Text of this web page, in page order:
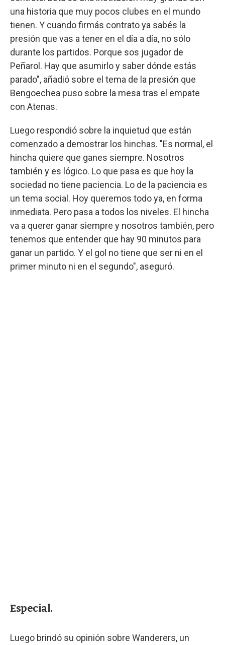
una historia que muy pocos clubes en el mundo
tienen. Y cuando firmás contrato ya sabés la
presión que vas a tener en el día a día, no sólo
durante los partidos. Porque sos jugador de
Peñarol. Hay que asumirlo y saber dónde estás
parado", añadió sobre el tema de la presión que
Bengoechea puso sobre la mesa tras el empate
con Atenas.
Luego respondió sobre la inquietud que están
comenzado a demostrar los hinchas. "Es normal, el
hincha quiere que ganes siempre. Nosotros
también y es lógico. Lo que pasa es que hoy la
sociedad no tiene paciencia. Lo de la paciencia es
un tema social. Hoy queremos todo ya, en forma
inmediata. Pero pasa a todos los niveles. El hincha
va a querer ganar siempre y nosotros también, pero
tenemos que entender que hay 90 minutos para
ganar un partido. Y el gol no tiene que ser ni en el
primer minuto ni en el segundo", aseguró.
Especial.
Luego brindó su opinión sobre Wanderers, un